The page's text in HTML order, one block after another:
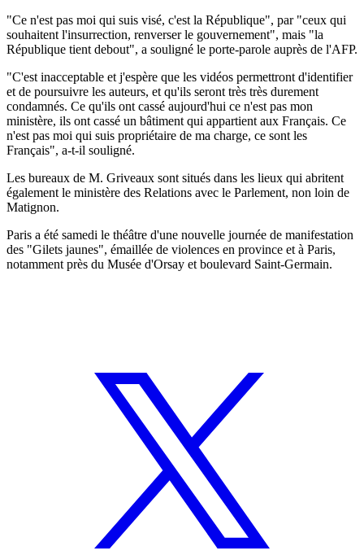
"Ce n'est pas moi qui suis visé, c'est la République", par "ceux qui
souhaitent l'insurrection, renverser le gouvernement", mais "la
République tient debout", a souligné le porte-parole auprès de l'AFP.
"C'est inacceptable et j'espère que les vidéos permettront d'identifier
et de poursuivre les auteurs, et qu'ils seront très très durement
condamnés. Ce qu'ils ont cassé aujourd'hui ce n'est pas mon
ministère, ils ont cassé un bâtiment qui appartient aux Français. Ce
n'est pas moi qui suis propriétaire de ma charge, ce sont les
Français", a-t-il souligné.
Les bureaux de M. Griveaux sont situés dans les lieux qui abritent
également le ministère des Relations avec le Parlement, non loin de
Matignon.
Paris a été samedi le théâtre d'une nouvelle journée de manifestation
des "Gilets jaunes", émaillée de violences en province et à Paris,
notamment près du Musée d'Orsay et boulevard Saint-Germain.